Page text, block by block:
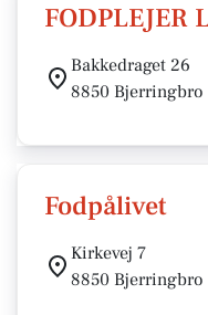
FODPLEJER
Bakkedraget 26
8850 Bjerringbro
Fodpålivet
Kirkevej 7
8850 Bjerringbro